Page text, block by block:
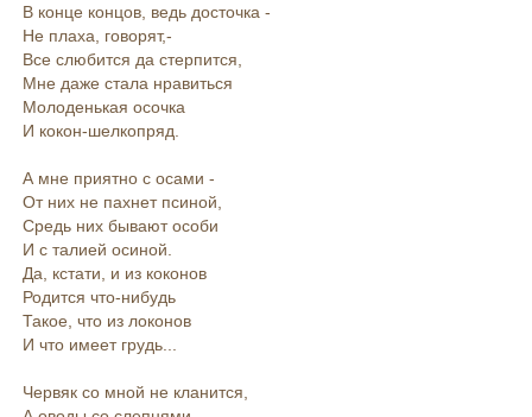
В конце концов, ведь досточка -
Не плаха, говорят,-
Все слюбится да стерпится,
Мне даже стала нравиться
Молоденькая осочка
И кокон-шелкопряд.
А мне приятно с осами -
От них не пахнет псиной,
Средь них бывают особи
И с талией осиной.
Да, кстати, и из коконов
Родится что-нибудь
Такое, что из локонов
И что имеет грудь...
Червяк со мной не кланится,